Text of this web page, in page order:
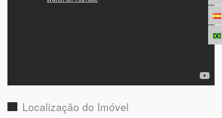
Localização do Imóvel